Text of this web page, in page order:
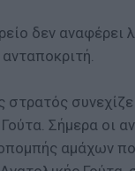
δεν αναφέρει
στρατός
Σήμερα οι
αμάχων